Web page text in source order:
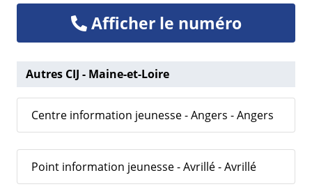
Afficher le numéro
Autres CIJ - Maine-et-Loire
Centre information jeunesse - Angers - Angers
Point information jeunesse - Avrillé - Avrillé